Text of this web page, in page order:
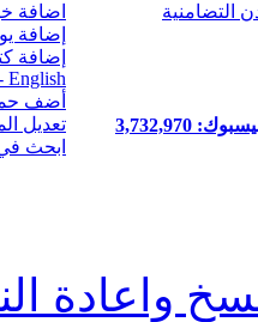
التضامنية
3,732,970
اضافة
إضافة
إضافة
English
أضف
تعديل
ابحث
واعادة